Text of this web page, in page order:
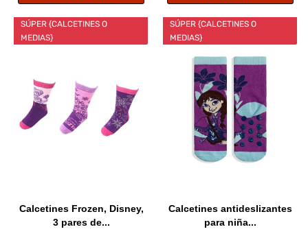
SÚPER {CALCETINES O
MEDIAS}
Calcetines Frozen, Disney,
3 pares de...
SÚPER {CALCETINES O
MEDIAS}
Calcetines antideslizantes
para niña...